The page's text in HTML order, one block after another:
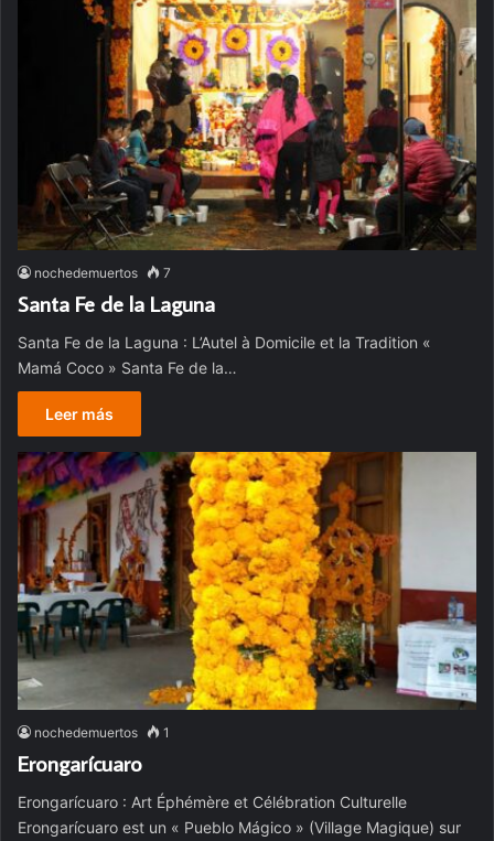
nochedemuertos 7
Santa Fe de la Laguna
Santa Fe de la Laguna : L’Autel à Domicile et la Tradition «
Mamá Coco » Santa Fe de la…
Leer más
nochedemuertos 1
Erongarícuaro
Erongarícuaro : Art Éphémère et Célébration Culturelle
Erongarícuaro est un « Pueblo Mágico » (Village Magique) sur